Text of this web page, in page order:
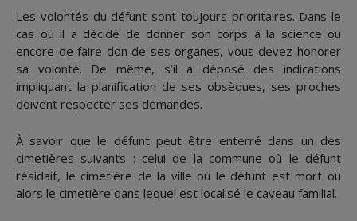
Les volontés du défunt sont toujours prioritaires. Dans le
cas où il a décidé de donner son corps à la science ou
encore de faire don de ses organes, vous devez honorer
sa volonté. De même, s’il a déposé des indications
impliquant la planification de ses obsèques, ses proches
doivent respecter ses demandes.
À savoir que le défunt peut être enterré dans un des
cimetières suivants : celui de la commune où le défunt
résidait, le cimetière de la ville où le défunt est mort ou
alors le cimetière dans lequel est localisé le caveau familial.